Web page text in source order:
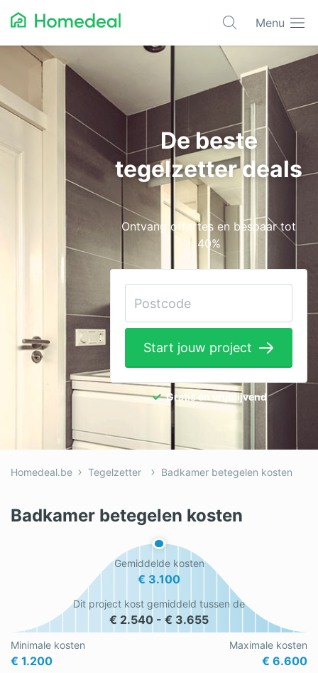
Menu
Populaire projecten
Aannemer
Airco
Alarmsystemen
Architect
Asbest
Elektricien
Gevelwerken
Hovenier
Isolatie
Loodgieter
Rolluiken
Schilder
Schrijnwerker
De beste
tegelzetter deals
Ontvang offertes en bespaar tot
40%
Start jouw project
Gratis en vrijblijvend
Homedeal.be Tegelzetter Badkamer betegelen kosten
Badkamer betegelen kosten
Minimale kosten
€ 1.200
Gemiddelde kosten
€ 3.100
Maximale kosten
€ 6.600
Dit project kost gemiddeld tussen de
€ 2.540 - € 3.655